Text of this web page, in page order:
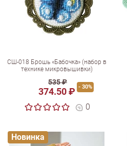
СШ-018 Брошь «Бабочка» (набор в
технике микровышивки)
535 ₽
374.50 ₽ - 30%
0
Новинка